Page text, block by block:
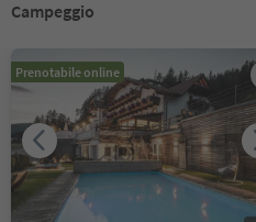
Campeggio
Prenotabile online